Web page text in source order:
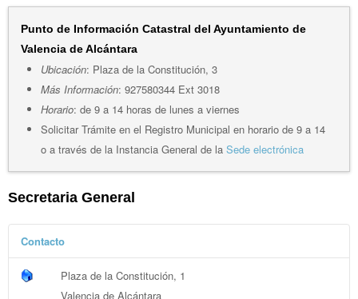
Punto de Información Catastral del Ayuntamiento de
Valencia de Alcántara
Ubicación: Plaza de la Constitución, 3
Más Información: 927580344 Ext 3018
Horario: de 9 a 14 horas de lunes a viernes
Solicitar Trámite en el Registro Municipal en horario de 9 a 14
o a través de la Instancia General de la Sede electrónica
Secretaria General
Contacto
Plaza de la Constitución, 1
Valencia de Alcántara